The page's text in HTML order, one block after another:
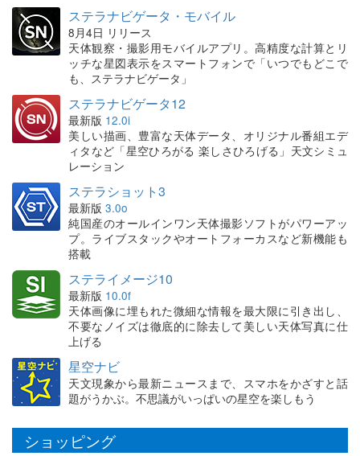
ステラナビゲータ・モバイル
8月4日 リリース
天体観察・撮影用モバイルアプリ。高精度な計算とリ
ッチな星図表示をスマートフォンで「いつでもどこで
も、ステラナビゲータ」
ステラナビゲータ12
最新版 12.0i
美しい描画、豊富な天体データ、オリジナル番組エデ
ィタなど「星空ひろがる 楽しさひろげる」天文シミュ
レーション
ステラショット3
最新版 3.0o
純国産のオールインワン天体撮影ソフトがパワーアッ
プ。ライブスタックやオートフォーカスなど新機能も
搭載
ステライメージ10
最新版 10.0f
天体画像に埋もれた微細な情報を最大限に引き出し、
不要なノイズは徹底的に除去して美しい天体写真に仕
上げる
星空ナビ
天文現象から最新ニュースまで、スマホをかざすと話
題がうかぶ。不思議がいっぱいの星空を楽しもう
ショッピング